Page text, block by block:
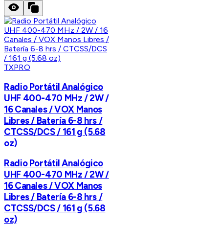
TXPRO
Radio Portátil Analógico
UHF 400-470 MHz / 2W /
16 Canales / VOX Manos
Libres / Batería 6-8 hrs /
CTCSS/DCS / 161 g (5.68
oz)
Radio Portátil Analógico
UHF 400-470 MHz / 2W /
16 Canales / VOX Manos
Libres / Batería 6-8 hrs /
CTCSS/DCS / 161 g (5.68
oz)